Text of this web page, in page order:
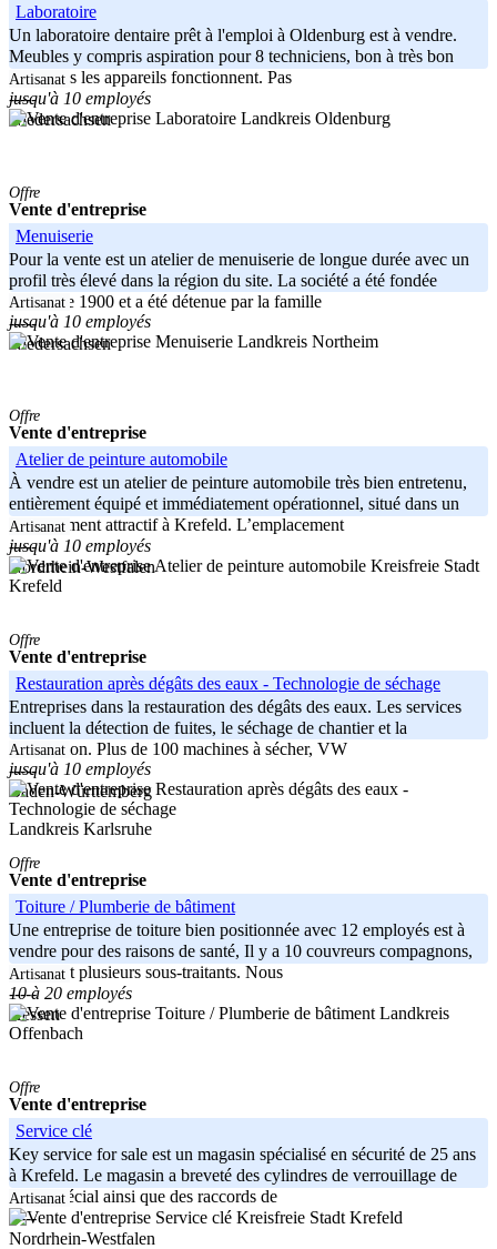
Laboratoire
Un laboratoire dentaire prêt à l'emploi à Oldenburg est à vendre.
Meubles y compris aspiration pour 8 techniciens, bon à très bon
état. Tous les appareils fonctionnent. Pas
-----
Niedersachsen
Artisanat
jusqu'à 10 employés
Landkreis Oldenburg
Offre
Vente d'entreprise
Menuiserie
Pour la vente est un atelier de menuiserie de longue durée avec un
profil très élevé dans la région du site. La société a été fondée
autour de 1900 et a été détenue par la famille
-----
Niedersachsen
Artisanat
jusqu'à 10 employés
Landkreis Northeim
Offre
Vente d'entreprise
Atelier de peinture automobile
À vendre est un atelier de peinture automobile très bien entretenu,
entièrement équipé et immédiatement opérationnel, situé dans un
emplacement attractif à Krefeld. L’emplacement
-----
Nordrhein-Westfalen
Artisanat
jusqu'à 10 employés
Kreisfreie Stadt
Krefeld
Offre
Vente d'entreprise
Restauration après dégâts des eaux - Technologie de séchage
Entreprises dans la restauration des dégâts des eaux. Les services
incluent la détection de fuites, le séchage de chantier et la
dépollution. Plus de 100 machines à sécher, VW
-----
Baden-Württemberg
Artisanat
jusqu'à 10 employés
Landkreis Karlsruhe
Offre
Vente d'entreprise
Toiture / Plumberie de bâtiment
Une entreprise de toiture bien positionnée avec 12 employés est à
vendre pour des raisons de santé, Il y a 10 couvreurs compagnons,
2 aides et plusieurs sous-traitants. Nous
-----
Hessen
Artisanat
10 à 20 employés
Landkreis
Offenbach
Offre
Vente d'entreprise
Service clé
Key service for sale est un magasin spécialisé en sécurité de 25 ans
à Krefeld. Le magasin a breveté des cylindres de verrouillage de
profil spécial ainsi que des raccords de
-----
Nordrhein-Westfalen
Artisanat
Kreisfreie Stadt Krefeld